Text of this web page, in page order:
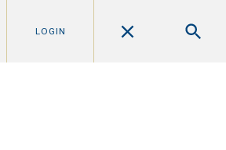
LOGIN